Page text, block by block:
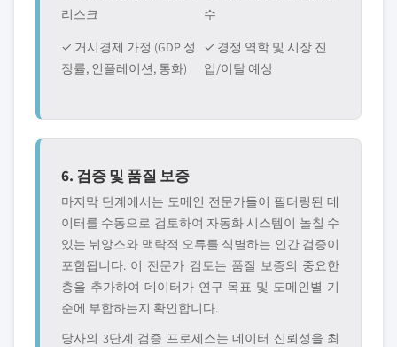
리스크
수
✓ 거시경제 가정 (GDP 성
장률, 인플레이션, 통화)
✓ 경쟁 역학 및 시장 진
입/이탈 예상
6. 검증 및 품질 보증
마지막 단계에서는 도메인 전문가들이 필터링된 데
이터를 수동으로 검토하여 자동화 시스템이 놀칠 수
있는 뉘앙스와 맥락적 오류를 식별하는 인간 검증이
포함됩니다. 이 전문가 검토는 품질 보증의 중요한
층을 추가하여 데이터가 연구 목표 및 도메인별 기
준에 부합하는지 확인합니다.
당사의 3단계 검증 프로세스는 데이터 신뢰성을 최